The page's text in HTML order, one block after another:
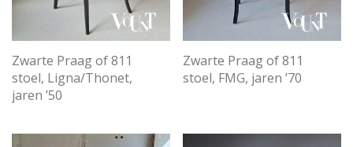
Zwarte Praag of 811
stoel, Ligna/Thonet,
jaren ’50
Zwarte Praag of 811
stoel, FMG, jaren ’70